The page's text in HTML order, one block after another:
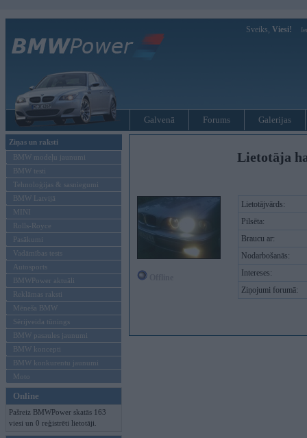
Sveiks, Viesi!
Galvenā Forums Galerijas
Ziņas un raksti
BMW modeļu jaunumi
BMW testi
Tehnoloģijas & sasniegumi
BMW Latvijā
MINI
Rolls-Royce
Pasākumi
Vadāmības tests
Autosports
BMWPower aktuāli
Reklāmas raksti
Mēneša BMW
Sērijveida tūnings
BMW pasaules jaunumi
BMW koncepti
BMW konkurentu jaunumi
Moto
Online
Pašreiz BMWPower skatās 163
viesi un 0 reģistrēti lietotāji.
Lietotāja
Lietotājvārds:
Pilsēta:
Braucu ar:
Nodarbošanās:
Intereses:
Ziņojumi forumā: